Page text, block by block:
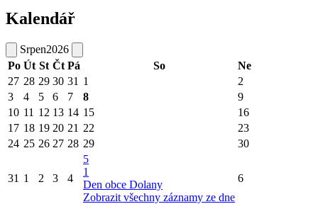
Kalendář
Srpen2026
Po Út St Čt Pá So
Ne
27 28 29 30 31 1
2
3
4 5 6 7 8
9
10 11 12 13 14 15
16
17 18 19 20 21 22
23
24 25 26 27 28 29 30
31 1 2 3 4
5
1
Den obce Dolany
Zobrazit všechny záznamy ze dne
6